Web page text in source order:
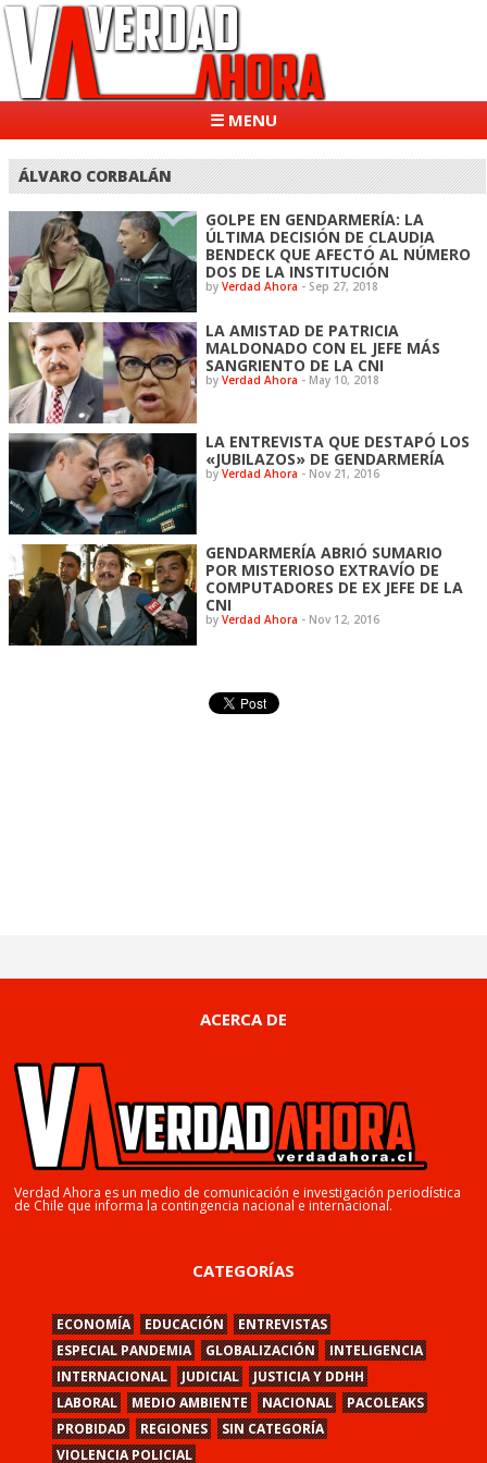
☰ MENU
ÁLVARO CORBALÁN
GOLPE EN GENDARMERÍA: LA
ÚLTIMA DECISIÓN DE CLAUDIA
BENDECK QUE AFECTÓ AL NÚMERO
DOS DE LA INSTITUCIÓN
byVerdad Ahora - Sep 27, 2018
LA AMISTAD DE PATRICIA
MALDONADO CON EL JEFE MÁS
SANGRIENTO DE LA CNI
byVerdad Ahora - May 10, 2018
LA ENTREVISTA QUE DESTAPÓ LOS
«JUBILAZOS» DE GENDARMERÍA
byVerdad Ahora - Nov 21, 2016
GENDARMERÍA ABRIÓ SUMARIO
POR MISTERIOSO EXTRAVÍO DE
COMPUTADORES DE EX JEFE DE LA
CNI
byVerdad Ahora - Nov 12, 2016
ACERCA DE
Verdad Ahora es un medio de comunicación e investigación periodística
de Chile que informa la contingencia nacional e internacional.
CATEGORÍAS
ECONOMÍA EDUCACIÓN
ENTREVISTAS
ESPECIAL PANDEMIA
GLOBALIZACIÓN
INTELIGENCIA
INTERNACIONAL
JUDICIAL
JUSTICIA Y DDHH
LABORAL
MEDIO AMBIENTE NACIONAL
PACOLEAKS
PROBIDAD
REGIONES
SIN CATEGORÍA
VIOLENCIA POLICIAL